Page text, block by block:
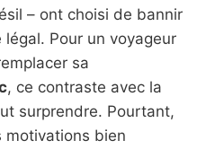
– ont choisi de bannir
légal. Pour un voyageur
sa
, ce contraste avec la
surprendre. Pourtant,
motivations bien